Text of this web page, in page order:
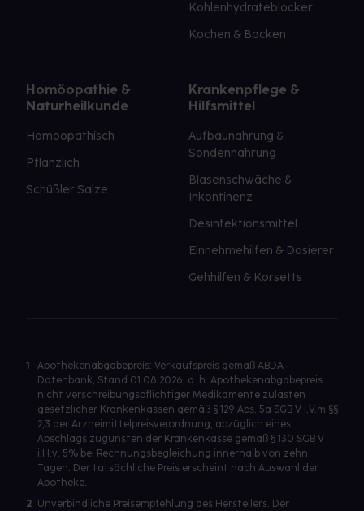
Kohlenhydrateblocker
Kochen & Backen
Homöopathie &
Naturheilkunde
Homöopathisch
Pflanzlich
Schüßler Salze
Krankenpflege &
Hilfsmittel
Aufbaunahrung &
Sondennahrung
Blasenschwäche &
Inkontinenz
Desinfektionsmittel
Einnehmehilfen & Dosierer
Gehhilfen & Korsetts
1
Apothekenabgabepreis: Verkaufspreis gemäß ABDA-
Datenbank, Stand 01.08.2026, d. h. Apothekenabgabepreis
nicht verschreibungspflichtiger Medikamente zulasten
gesetzlicher Krankenkassen gemäß § 129 Abs. 5a SGB V i.V.m §§
2,3 der Arzneimittelpreisverordnung, abzüglich eines
Abschlags zugunsten der Krankenkasse gemäß § 130 SGB V
i.H.v. 5% bei Rechnungsbegleichung innerhalb von zehn
Tagen. Der tatsächliche Preis erscheint nach Auswahl der
Apotheke.
2 Unverbindliche Preisempfehlung des Herstellers. Der